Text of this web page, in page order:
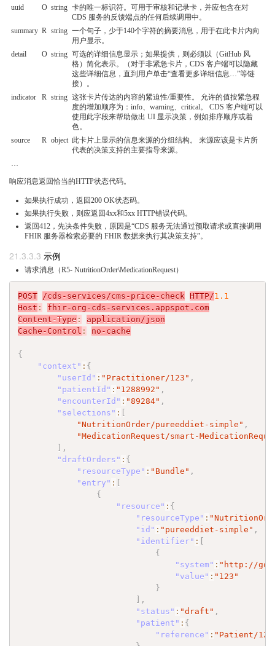
uuid O string 卡的唯一标识符。可用于审核和记录卡，并应包含在对
CDS 服务的反馈端点的任何后续调用中。
summary R string 一个句子，少于140个字符的摘要消息，用于在此卡片内向
用户显示。
detail
O string 可选的详细信息显示；如果提供，则必须以（GitHub 风
格）简化表示。（对于非紧急卡片，CDS 客户端可以隐藏
这些详细信息，直到用户单击“查看更多详细信息…”等链
接）。
indicator
R string 这张卡片传达的内容的紧迫性/重要性。 允许的值按紧急程
度的增加顺序为：info、warning、critical。 CDS 客户端可以
使用此字段来帮助做出 UI 显示决策，例如排序顺序或着
色。
source
R object 此卡片上显示的信息来源的分组结构。 来源应该是卡片所
代表的决策支持的主要指导来源。
响应消息返回恰当的HTTP状态代码。
如果执行成功，返回200 OK状态码。
如果执行失败，则应返回4xx和5xx HTTP错误代码。
返回412，先决条件失败，原因是“CDS 服务无法通过预取请求或直接调用
FHIR 服务器检索必要的 FHIR 数据来执行其决策支持”。
示例
请求消息（R5- NutritionOrder\MedicationRequest）
POST /cds-services/cms-price-check HTTP/1.1
Host :
fhir-org-cds-services.appspot.com
Content-Type :
application/json
Cache-Control : no-cache
{
"context" : {
"userId" : "Practitioner/123" ,
"patientId" : "1288992" ,
"encounterId" : "89284" ,
"selections" : [
"NutritionOrder/pureeddiet-simple" ,
"MedicationRequest/smart-
] ,
"draftOrders" : {
"resourceType" : "Bundle" ,
"entry" : [
{
"resource" : {
"resourceType" :
"id" : "pureeddiet-simple" ,
"identifier" : [
{
"system" : "http://
"value" : "123"
}
] ,
"status" : "draft" ,
"patient" : {
"reference" : "Patient/